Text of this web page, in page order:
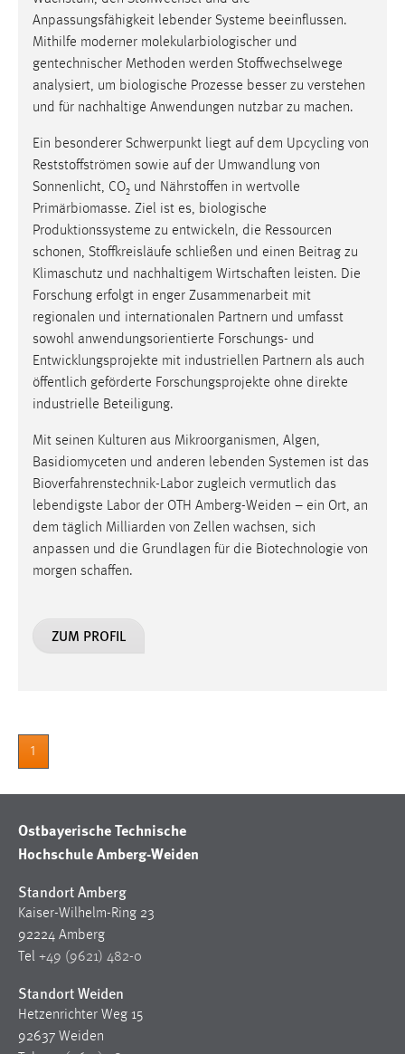
Anpassungsfähigkeit lebender Systeme beeinflussen.
Mithilfe moderner molekularbiologischer und
gentechnischer Methoden werden Stoffwechselwege
analysiert, um biologische Prozesse besser zu verstehen
und für nachhaltige Anwendungen nutzbar zu machen.
Ein besonderer Schwerpunkt liegt auf dem Upcycling von
Reststoffströmen sowie auf der Umwandlung von
Sonnenlicht, CO₂ und Nährstoffen in wertvolle
Primärbiomasse. Ziel ist es, biologische
Produktionssysteme zu entwickeln, die Ressourcen
schonen, Stoffkreisläufe schließen und einen Beitrag zu
Klimaschutz und nachhaltigem Wirtschaften leisten. Die
Forschung erfolgt in enger Zusammenarbeit mit
regionalen und internationalen Partnern und umfasst
sowohl anwendungsorientierte Forschungs- und
Entwicklungsprojekte mit industriellen Partnern als auch
öffentlich geförderte Forschungsprojekte ohne direkte
industrielle Beteiligung.
Mit seinen Kulturen aus Mikroorganismen, Algen,
Basidiomyceten und anderen lebenden Systemen ist das
Bioverfahrenstechnik-Labor zugleich vermutlich das
lebendigste Labor der OTH Amberg-Weiden – ein Ort, an
dem täglich Milliarden von Zellen wachsen, sich
anpassen und die Grundlagen für die Biotechnologie von
morgen schaffen.
ZUM PROFIL
1
Ostbayerische Technische
Hochschule Amberg-Weiden
Standort Amberg
Kaiser-Wilhelm-Ring 23
92224 Amberg
Tel +49 (9621) 482-0
Standort Weiden
Hetzenrichter Weg 15
92637 Weiden